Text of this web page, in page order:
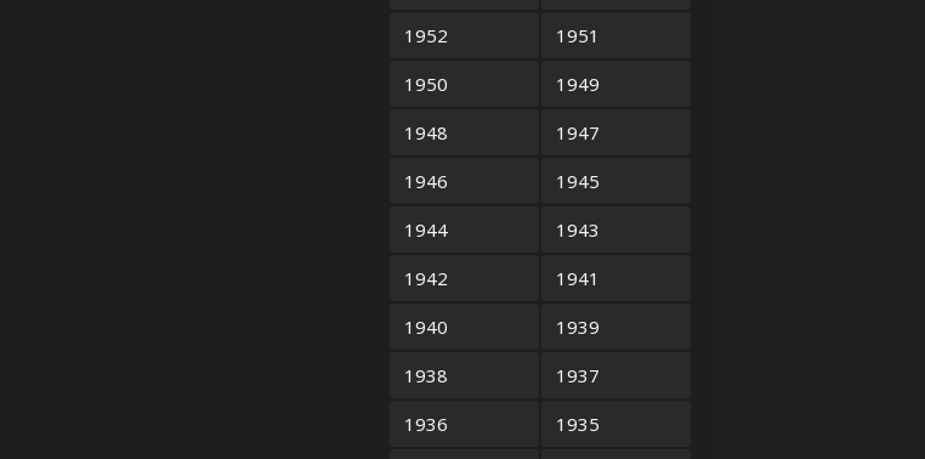
1952
1951
1950
1949
1948
1947
1946
1945
1944
1943
1942
1941
1940
1939
1938
1937
1936
1935